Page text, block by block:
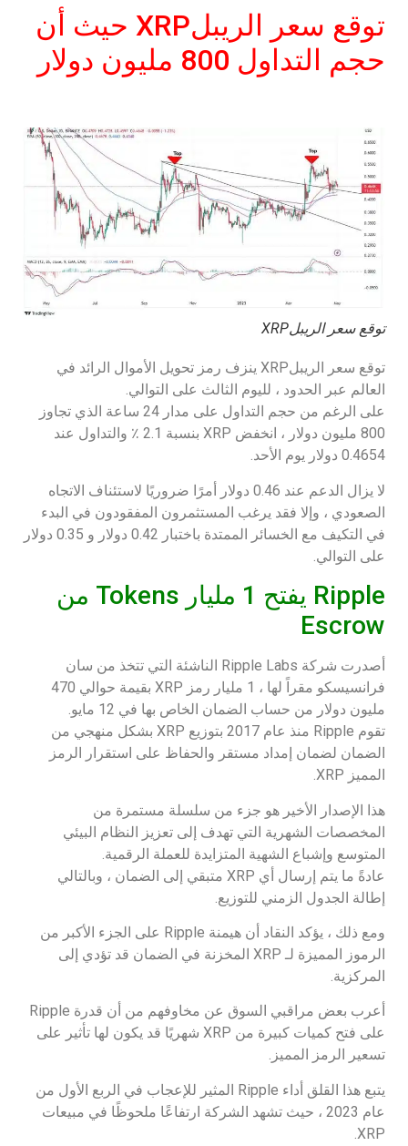
توقع سعر الريبلXRP حيث أن
حجم التداول 800 مليون دولار
توقع سعر الريبلXRP
توقع سعر الريبلXRP ينزف رمز تحويل الأموال الرائد في
العالم عبر الحدود ، لليوم الثالث على التوالي.
على الرغم من حجم التداول على مدار 24 ساعة الذي تجاوز
800 مليون دولار ، انخفض XRP بنسبة 2.1 ٪ والتداول عند
0.4654 دولار يوم الأحد.
لا يزال الدعم عند 0.46 دولار أمرًا ضروريًا لاستئناف الاتجاه
الصعودي ، وإلا فقد يرغب المستثمرون المفقودون في البدء
في التكيف مع الخسائر الممتدة باختبار 0.42 دولار و 0.35 دولار
على التوالي.
Ripple يفتح 1 مليار Tokens من
Escrow
أصدرت شركة Ripple Labs الناشئة التي تتخذ من سان
فرانسيسكو مقراً لها ، 1 مليار رمز XRP بقيمة حوالي 470
مليون دولار من حساب الضمان الخاص بها في 12 مايو.
تقوم Ripple منذ عام 2017 بتوزيع XRP بشكل منهجي من
الضمان لضمان إمداد مستقر والحفاظ على استقرار الرمز
المميز XRP.
هذا الإصدار الأخير هو جزء من سلسلة مستمرة من
المخصصات الشهرية التي تهدف إلى تعزيز النظام البيئي
المتوسع وإشباع الشهية المتزايدة للعملة الرقمية.
عادةً ما يتم إرسال أي XRP متبقي إلى الضمان ، وبالتالي
إطالة الجدول الزمني للتوزيع.
ومع ذلك ، يؤكد النقاد أن هيمنة Ripple على الجزء الأكبر من
الرموز المميزة لـ XRP المخزنة في الضمان قد تؤدي إلى
المركزية.
أعرب بعض مراقبي السوق عن مخاوفهم من أن قدرة Ripple
على فتح كميات كبيرة من XRP شهريًا قد يكون لها تأثير على
تسعير الرمز المميز.
يتبع هذا القلق أداء Ripple المثير للإعجاب في الربع الأول من
عام 2023 ، حيث تشهد الشركة ارتفاعًا ملحوظًا في مبيعات
XRP.